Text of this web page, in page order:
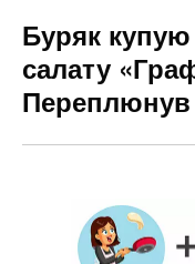
Буряк
салату
Переплюнув